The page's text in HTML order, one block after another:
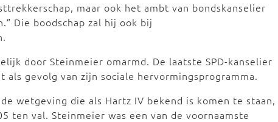
maar ook het ambt van bondskanselier
Die boodschap zal hij ook bij
door Steinmeier omarmd. De laatste SPD-kanselier
gevolg van zijn sociale hervormingsprogramma.
wetgeving die als Hartz IV bekend is komen te staan,
ten val. Steinmeier was een van de voornaamste